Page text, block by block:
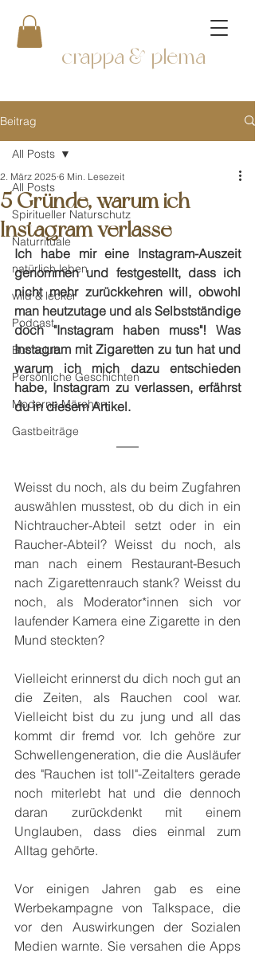
crappa & plema
Beitrag
All Posts
Spiritueller Naturschutz
Naturrituale
natürlich leben
wild & lecker
Podcast
Buchclub
Persönliche Geschichten
Moderne Märchen
Gastbeiträge
All Posts
5 Gründe, warum ich
Instagram verlasse
2. März 2025 6 Min. Lesezeit
Ich habe mir eine Instagram-Auszeit
genommen und festgestellt, dass ich
nicht mehr zurückkehren will, obwohl
man heutzutage und als Selbstständige
doch "Instagram haben muss"! Was
Instagram mit Zigaretten zu tun hat und
warum ich mich dazu entschieden
habe, Instagram zu verlassen, erfährst
du in diesem Artikel.
Weisst du noch, als du beim Zugfahren
auswählen musstest, ob du dich in ein
Nichtraucher-Abteil setzt oder in ein
Raucher-Abteil? Weisst du noch, als
man nach einem Restaurant-Besuch
nach Zigarettenrauch stank? Weisst du
noch, als Moderator*innen sich vor
laufender Kamera eine Zigarette in den
Mund steckten?
Vielleicht erinnerst du dich noch gut an
die Zeiten, als Rauchen cool war.
Vielleicht bist du zu jung und all das
kommt dir fremd vor. Ich gehöre zur
Schwellengeneration, die die Ausläufer
des "Rauchen ist toll"-Zeitalters gerade
noch miterlebt hat und die dennoch
daran zurückdenkt mit einem
Unglauben, dass dies einmal zum
Alltag gehörte.
Vor einigen Jahren gab es eine
Werbekampagne von Talkspace, die
vor den Auswirkungen der Sozialen
Medien warnte. Sie versahen die Apps